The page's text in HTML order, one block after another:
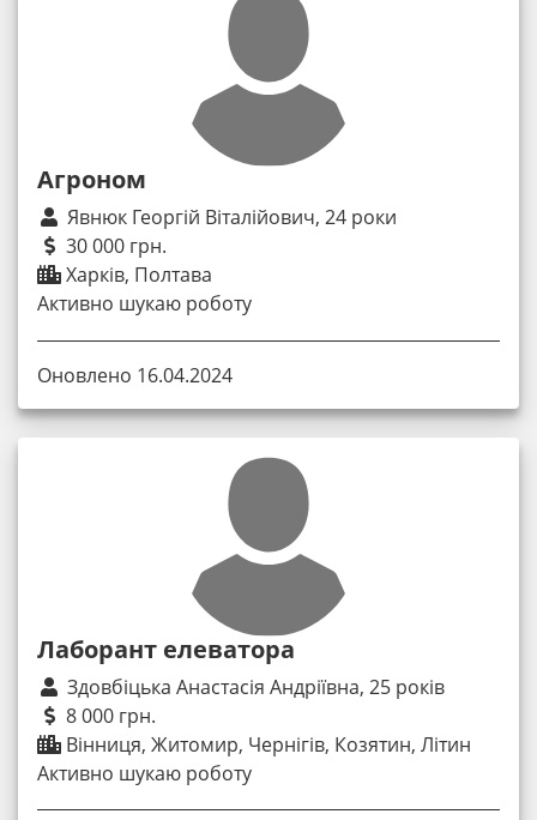
Агроном
Явнюк Георгій Віталійович, 24 роки
30 000 грн.
Харків, Полтава
Активно шукаю роботу
Оновлено 16.04.2024
Лаборант елеватора
Здовбіцька Анастасія Андріївна, 25 років
8 000 грн.
Вінниця, Житомир, Чернігів, Козятин, Літин
Активно шукаю роботу